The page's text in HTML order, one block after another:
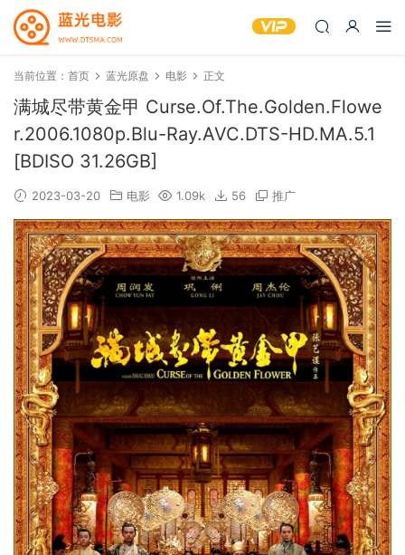
当前位置： 首页 蓝光原盘 电影 正文
满城尽带黄金甲 Curse.Of.The.Golden.Flowe
r.2006.1080p.Blu-Ray.AVC.DTS-HD.MA.5.1
[BDISO 31.26GB]
2023-03-20 电影 1.09k 56 推广